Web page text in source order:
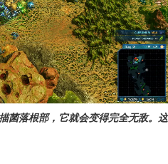
菌落根部，它就会变得完全无敌。这